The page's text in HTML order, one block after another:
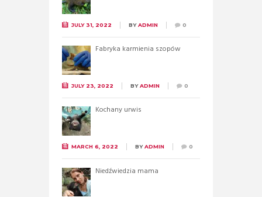
JULY 31, 2022 BYADMIN 0
Fabryka karmienia szopów
JULY 23, 2022 BYADMIN 0
Kochany urwis
MARCH 6, 2022 BYADMIN 0
Niedźwiedzia mama